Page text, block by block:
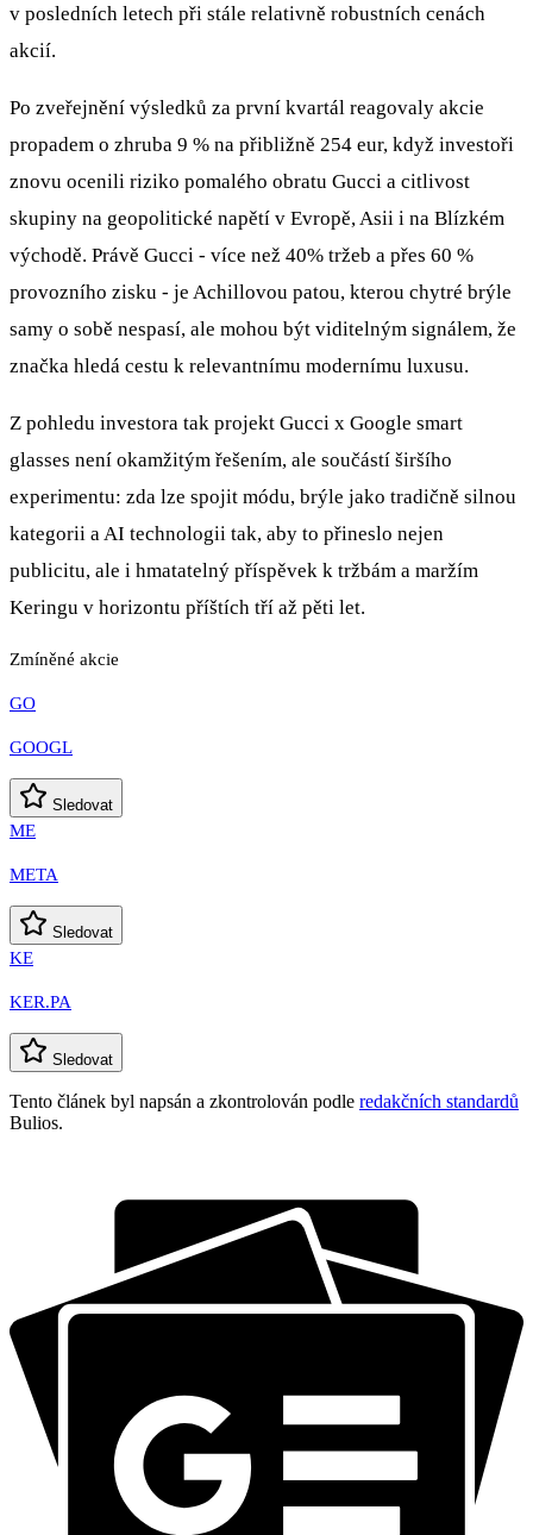
v posledních letech při stále relativně robustních cenách
akcií.
Po zveřejnění výsledků za první kvartál reagovaly akcie
propadem o zhruba 9 % na přibližně 254 eur, když investoři
znovu ocenili riziko pomalého obratu Gucci a citlivost
skupiny na geopolitické napětí v Evropě, Asii i na Blízkém
východě. Právě Gucci - více než 40% tržeb a přes 60 %
provozního zisku - je Achillovou patou, kterou chytré brýle
samy o sobě nespasí, ale mohou být viditelným signálem, že
značka hledá cestu k relevantnímu modernímu luxusu.
Z pohledu investora tak projekt Gucci x Google smart
glasses není okamžitým řešením, ale součástí širšího
experimentu: zda lze spojit módu, brýle jako tradičně silnou
kategorii a AI technologii tak, aby to přineslo nejen
publicitu, ale i hmatatelný příspěvek k tržbám a maržím
Keringu v horizontu příštích tří až pěti let.
Zmíněné akcie
GO
GOOGL
Sledovat
ME
META
Sledovat
KE
KER.PA
Sledovat
Tento článek byl napsán a zkontrolován podle redakčních standardů
Bulios.